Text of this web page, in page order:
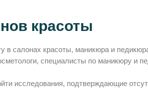
красоты
салонах красоты, маникюра и
специалисты по маникюру и
исследования, подтверждающие